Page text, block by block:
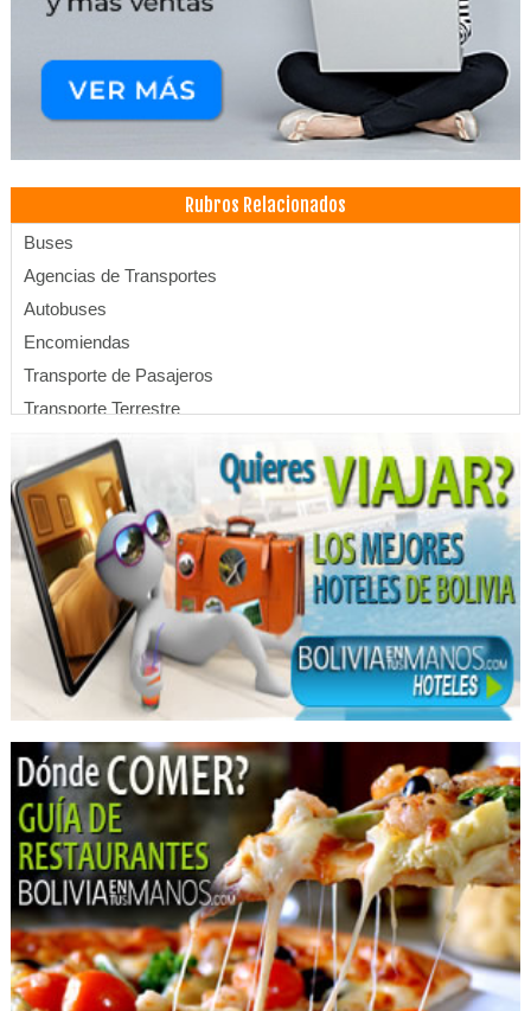
Rubros Relacionados
Buses
Agencias de Transportes
Autobuses
Encomiendas
Transporte de Pasajeros
Transporte Terrestre
Auditores
Consultorías
Consultores Contables
Consultores Financieros
Contadores
Consultoras Multidisciplinarias
Leche y Derivados
Noticias, Agencias de
Agencia de Noticias
Medios de Comunicación
Hostales
Hostel
Servicios Contables y Consultoría
Administración, Asesores en
Asesoramiento empresarial
Asesoramiento Tributario